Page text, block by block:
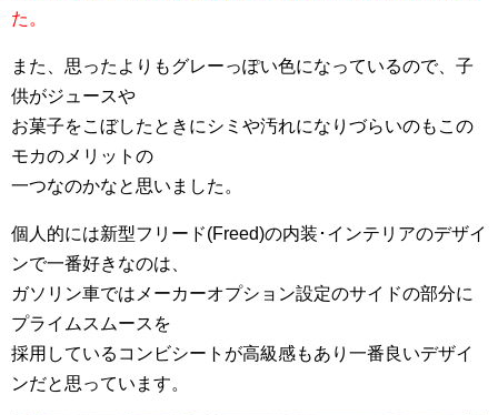
た。
また、思ったよりもグレーっぽい色になっているので、子
供がジュースや
お菓子をこぼしたときにシミや汚れになりづらいのもこの
モカのメリットの
一つなのかなと思いました。
個人的には新型フリード(Freed)の内装･インテリアのデザイ
ンで一番好きなのは、
ガソリン車ではメーカーオプション設定のサイドの部分に
プライムスムースを
採用しているコンビシートが高級感もあり一番良いデザイ
ンだと思っています。